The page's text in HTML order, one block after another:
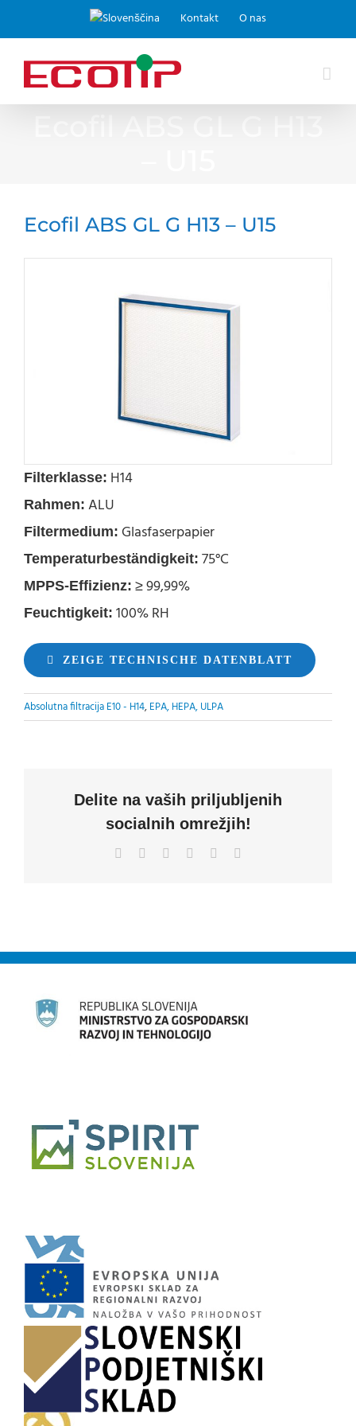
to
content
Kontakt O nas
Ecofil ABS GL G H13 – U15
Filterklasse: H14
Rahmen: ALU
Filtermedium: Glasfaserpapier
Temperaturbeständigkeit: 75°C
MPPS-Effizienz: ≥ 99,99%
Feuchtigkeit: 100% RH
ZEIGE TECHNISCHE DATENBLATT
Absolutna filtracija E10 - H14,EPA, HEPA, ULPA
Delite na vaših priljubljenih
socialnih omrežjih!
Facebook LinkedInWhatsApp
Pinterest